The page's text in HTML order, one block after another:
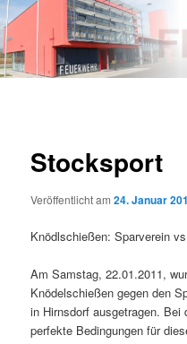
Zum
primären
Inhalt
springenFF Hirnsdorf
Stocksport
Veröffentlicht am24. Januar
Knödlschießen: Sparverein
Am Samstag, 22.01.2011,
Knödelschießen gegen den
in Hirnsdorf ausgetragen.
perfekte Bedingungen für